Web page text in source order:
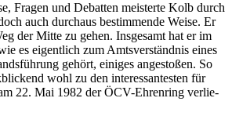
Fra­gen und De­bat­ten meis­ter­te Kolb durch
auch durch­aus be­stim­men­de Weise. Er
der Mitte zu gehen. Ins­ge­samt hat er im
es ei­gent­lich zum Amts­ver­ständ­nis eines
ge­hört, ei­ni­ges an­ge­sto­ßen. So
wohl zu den in­ter­es­san­tes­ten für
22. Mai 1982 der ÖCV-Eh­ren­ring ver­lie­